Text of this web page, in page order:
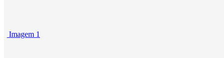
Imagem 1